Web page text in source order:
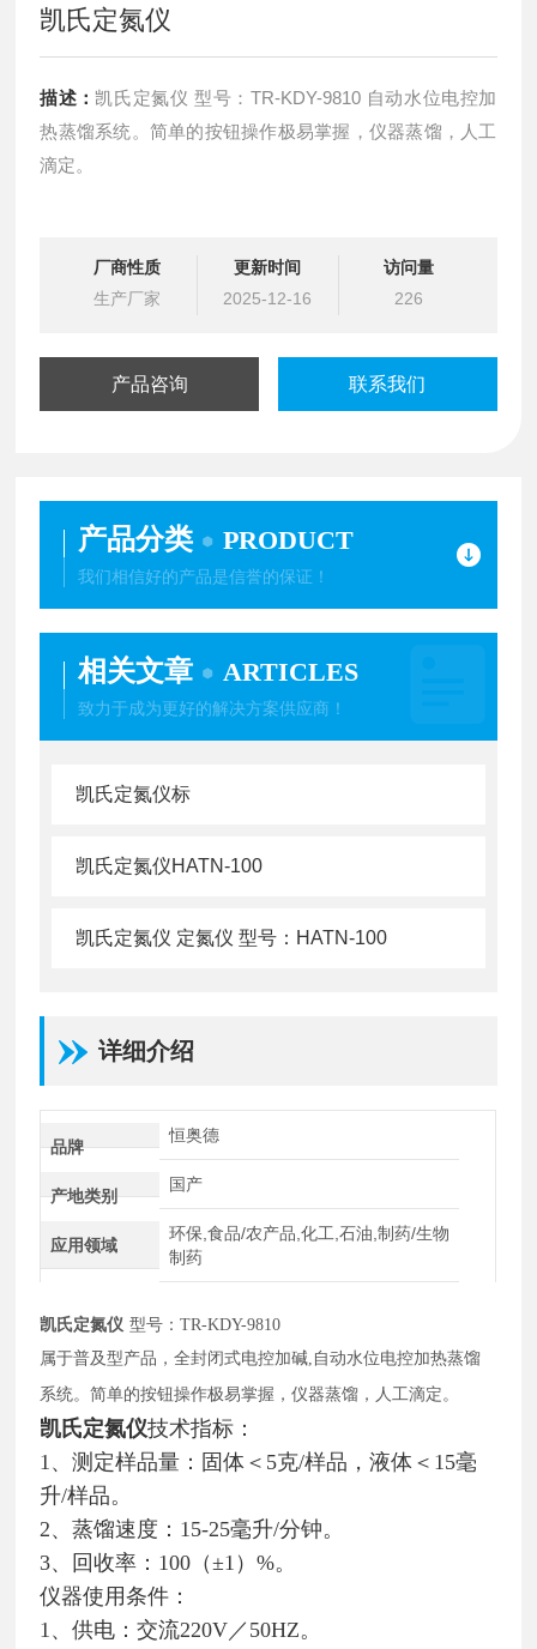
凯氏定氮仪
描述： 凯氏定氮仪 型号：TR-KDY-9810 自动水位电控加
热蒸馏系统。简单的按钮操作极易掌握，仪器蒸馏，人工
滴定。
厂商性质
生产厂家
更新时间
2025-12-16
访问量
226
产品咨询 联系我们
产品分类 PRODUCT
我们相信好的产品是信誉的保证！
相关文章 ARTICLES
致力于成为更好的解决方案供应商！
凯氏定氮仪标
凯氏定氮仪HATN-100
凯氏定氮仪 定氮仪 型号：HATN-100
详细介绍
品牌
恒奥德
产地类别
国产
应用领域
环保,食品/农产品,化工,石油,制药/生物
制药
凯氏定氮仪 型号：TR-KDY-9810
属于普及型产品，全封闭式电控加碱 ,自动水位电控加热蒸馏
系统。简单的按钮操作极易掌握，仪器蒸馏，人工滴定。
凯氏定氮仪技术指标：
1、测定样品量：固体＜5克/样品，液体＜15毫
升/样品。
2、蒸馏速度：15-25毫升/分钟。
3、回收率：100（±1）%。
仪器使用条件：
1、供电：交流220V／50HZ。